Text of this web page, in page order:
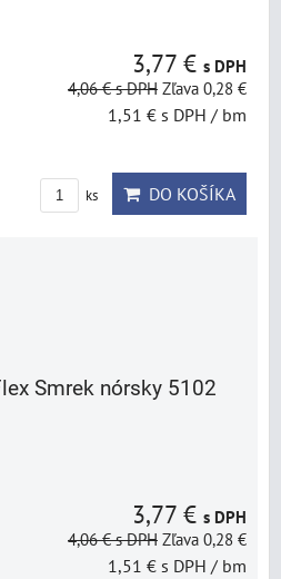
3,77 € s DPH
4,06 €s DPH Zľava 0,28 €
1,51 € s DPH / bm
ks DO KOŠÍKA
Smrek nórsky 5102
3,77 € s DPH
4,06 €s DPH Zľava 0,28 €
1,51 € s DPH / bm